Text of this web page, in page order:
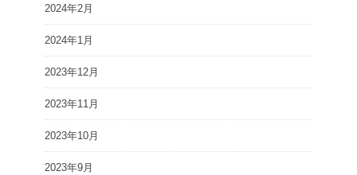
2024年2月
2024年1月
2023年12月
2023年11月
2023年10月
2023年9月